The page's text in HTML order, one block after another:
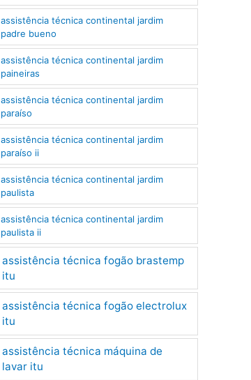
assistência técnica continental jardim
padre bueno
assistência técnica continental jardim
paineiras
assistência técnica continental jardim
paraíso
assistência técnica continental jardim
paraíso ii
assistência técnica continental jardim
paulista
assistência técnica continental jardim
paulista ii
assistência técnica fogão brastemp
itu
assistência técnica fogão electrolux
itu
assistência técnica máquina de
lavar itu